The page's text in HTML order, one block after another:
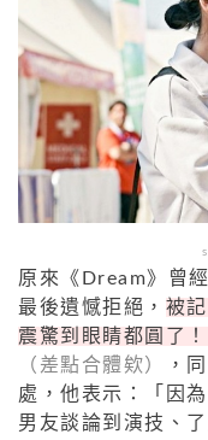
原來《Dream》曾
最後遺憾拒絕， 被
震驚到眼睛都圓了
（差點合體欸）
，
處，他表示：「因
男友談論到演技、